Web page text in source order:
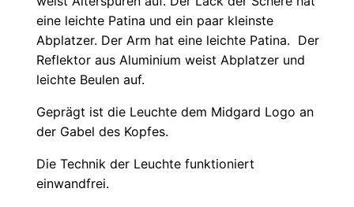
eine leichte Patina und ein paar kleinste
Abplatzer. Der Arm hat eine leichte Patina. Der
Reflektor aus Aluminium weist Abplatzer und
leichte Beulen auf.
Geprägt ist die Leuchte dem Midgard Logo an
der Gabel des Kopfes.
Die Technik der Leuchte funktioniert
einwandfrei.